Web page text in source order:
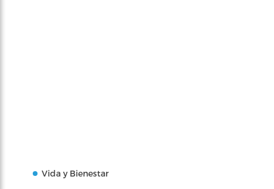
Vida y Bienestar